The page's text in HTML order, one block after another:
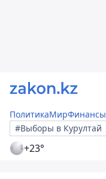
ПолитикаМирФинансы
#Выборы в Курултай
+23°